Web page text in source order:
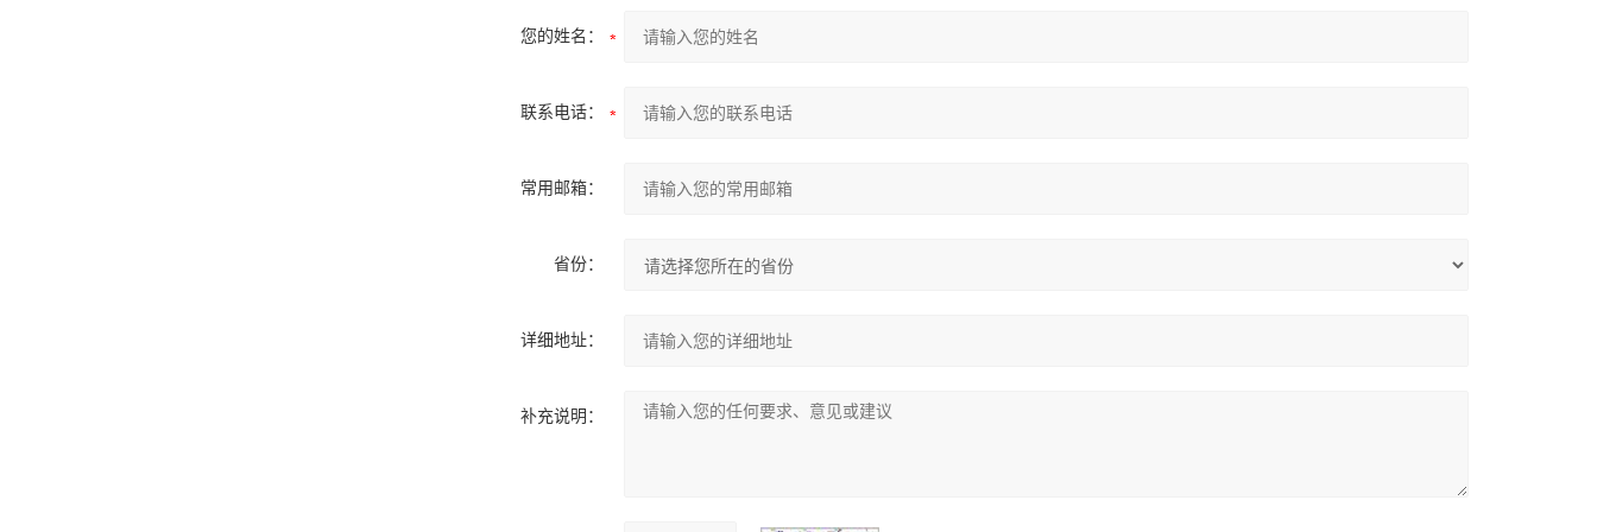
您的姓名：
联系电话：
常用邮箱：
省份：
详细地址：
补充说明：